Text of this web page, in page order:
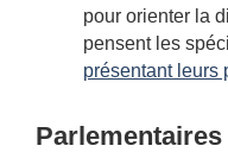
pour orienter la
pensent les
présentant leurs
Parlementaires